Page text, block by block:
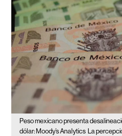
Peso mexicano presenta
dólar: Moody’s Analytics La